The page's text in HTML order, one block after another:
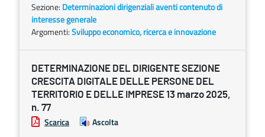
Sezione: Determinazioni dirigenziali aventi contenuto di
interesse generale
Argomenti:Sviluppo economico, ricerca e innovazione
DETERMINAZIONE DEL DIRIGENTE SEZIONE
CRESCITA DIGITALE DELLE PERSONE DEL
TERRITORIO E DELLE IMPRESE 13 marzo 2025,
n. 77
Scarica Ascolta